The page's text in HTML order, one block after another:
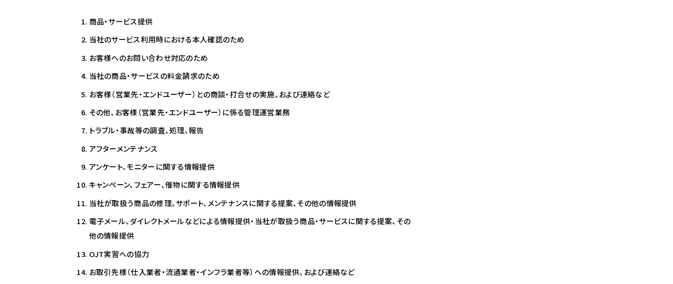
商品・サービス提供
当社のサービス利用時における本人確認のため
お客様へのお問い合わせ対応のため
当社の商品・サービスの料金請求のため
お客様（営業先・エンドユーザー）との商談・打合せの実施、および連絡など
その他、お客様（営業先・エンドユーザー）に係る管理運営業務
トラブル・事故等の調査、処理、報告
アフターメンテナンス
アンケート、モニターに関する情報提供
キャンペーン、フェアー、催物に関する情報提供
当社が取扱う商品の修理、サポート、メンテナンスに関する提案、その他の情報提供
電子メール、ダイレクトメールなどによる情報提供・当社が取扱う商品・サービスに関する提案、その
他の情報提供
OJT実習への協力
お取引先様（仕入業者・流通業者・インフラ業者等）への情報提供、および連絡など